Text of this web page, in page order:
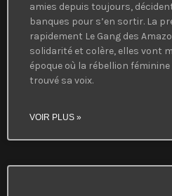
amies depuis toujours,
banques pour s’en sortir. La
rapidement Le Gang des
solidarité et colère, elles vont
époque où la rébellion
trouvé sa voix.
VOIR PLUS »